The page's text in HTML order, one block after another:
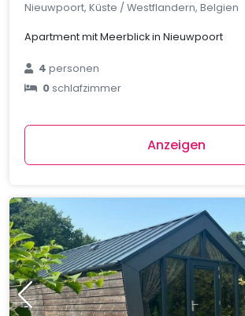
Nieuwpoort, Küste / Westflandern, Belgien
Apartment mit Meerblick in Nieuwpoort
4personen
0schlafzimmer
Anzeigen